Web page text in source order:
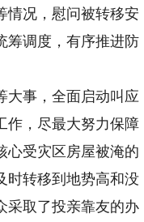
情况，慰问被转移安
筹调度，有序推进防
事，全面启动叫应
作，尽最大努力保障
心受灾区房屋被淹的
时转移到地势高和没
采取了投亲靠友的办